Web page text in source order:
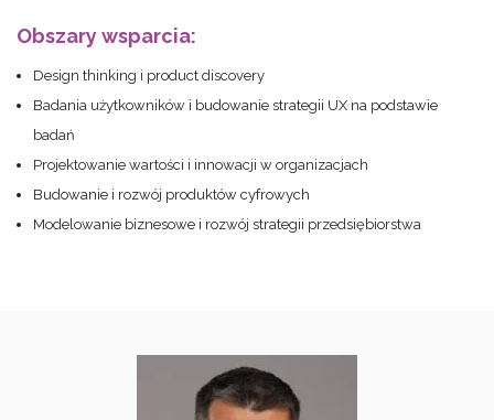
Obszary wsparcia:
Design thinking i product discovery
Badania użytkowników i budowanie strategii UX na podstawie
badań
Projektowanie wartości i innowacji w organizacjach
Budowanie i rozwój produktów cyfrowych
Modelowanie biznesowe i rozwój strategii przedsiębiorstwa